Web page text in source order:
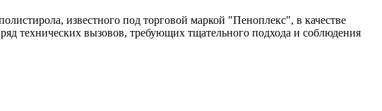
известного под торговой маркой "Пеноплекс", в качестве
технических вызовов, требующих тщательного подхода и соблюдения